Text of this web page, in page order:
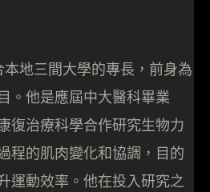
地三間大學的專長，前身為
。他是應屆中大醫科畢業
復治療科學合作研究生物力
程的肌肉變化和協調，目的
運動效率。他在投入研究之